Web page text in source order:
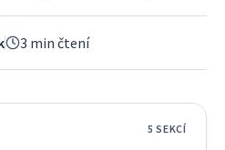
3 min čtení
5 SEKCÍ